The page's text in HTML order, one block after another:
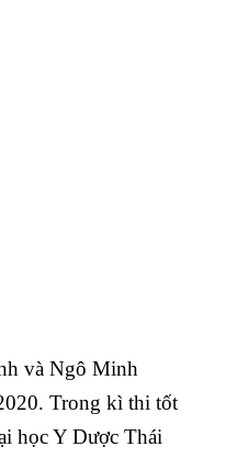
và Ngô Minh
Trong kì thi tốt
học Y Dược Thái